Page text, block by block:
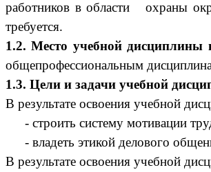
работников в области охраны
требуется.
1.2. Место учебной дисциплины
общепрофессиональным
1.3. Цели и задачи учебной
В результате освоения учебной
- строить систему мотивации
- владеть этикой делового
В результате освоения учебной